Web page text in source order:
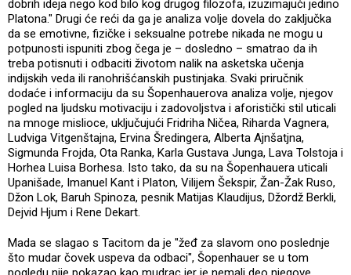
dobrih ideja nego kod bilo kog drugog filozofa, izuzimajući jedino
Platona." Drugi će reći da ga je analiza volje dovela do zaključka
da se emotivne, fizičke i seksualne potrebe nikada ne mogu u
potpunosti ispuniti zbog čega je – dosledno – smatrao da ih
treba potisnuti i odbaciti životom nalik na asketska učenja
indijskih veda ili ranohrišćanskih pustinjaka. Svaki priručnik
dodaće i informaciju da su Šopenhauerova analiza volje, njegov
pogled na ljudsku motivaciju i zadovoljstva i aforistički stil uticali
na mnoge mislioce, uključujući Fridriha Ničea, Riharda Vagnera,
Ludviga Vitgenštajna, Ervina Šredingera, Alberta Ajnšatjna,
Sigmunda Frojda, Ota Ranka, Karla Gustava Junga, Lava Tolstoja i
Horhea Luisa Borhesa. Isto tako, da su na Šopenhauera uticali
Upanišade, Imanuel Kant i Platon, Vilijem Šekspir, Žan-Žak Ruso,
Džon Lok, Baruh Spinoza, pesnik Matijas Klaudijus, Džordž Berkli,
Dejvid Hjum i Rene Dekart.
Mada se slagao s Tacitom da je "žeđ za slavom ono poslednje
što mudar čovek uspeva da odbaci", Šopenhauer se u tom